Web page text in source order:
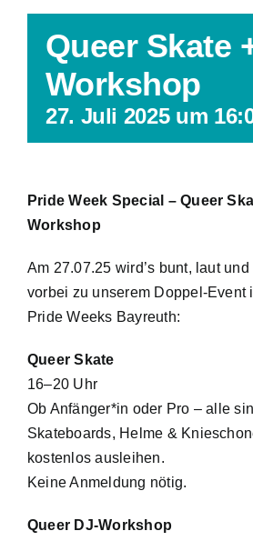
Queer Skate
Workshop
27. Juli 2025 um
Pride Week Special – Queer
Workshop
Am 27.07.25 wird’s bunt, laut
vorbei zu unserem Doppel-Event
Pride Weeks Bayreuth:
Queer Skate
16–20 Uhr
Ob Anfänger*in oder Pro – alle
Skateboards, Helme &
kostenlos ausleihen.
Keine Anmeldung nötig.
Queer DJ-Workshop